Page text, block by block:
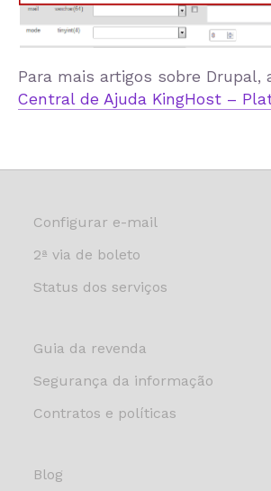
Para mais artigos sobre Drupal,
Central de Ajuda KingHost –
Configurar e-mail
2ª via de boleto
Status dos serviços
Guia da revenda
Segurança da informação
Contratos e políticas
Blog